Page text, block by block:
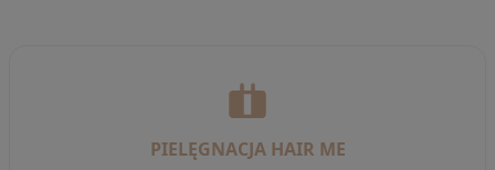
PIELĘGNACJA HAIR ME